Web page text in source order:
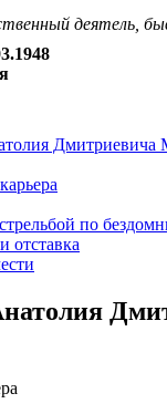
деятель,
Дмитриевича
по
отставка